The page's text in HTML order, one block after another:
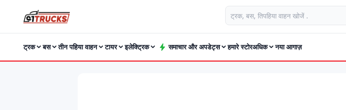
ट्रक बस तीन पहिया वाहन टायर इलेक्ट्रिक समाचार और अपडेट्स हमारे स्टोरअधिक नया आगाज़